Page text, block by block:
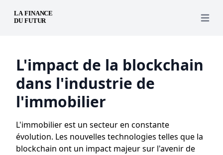
Open
L'impact de la blockchain
dans l'industrie de
l'immobilier
L'immobilier est un secteur en constante
évolution. Les nouvelles technologies telles que la
blockchain ont un impact majeur sur l'avenir de